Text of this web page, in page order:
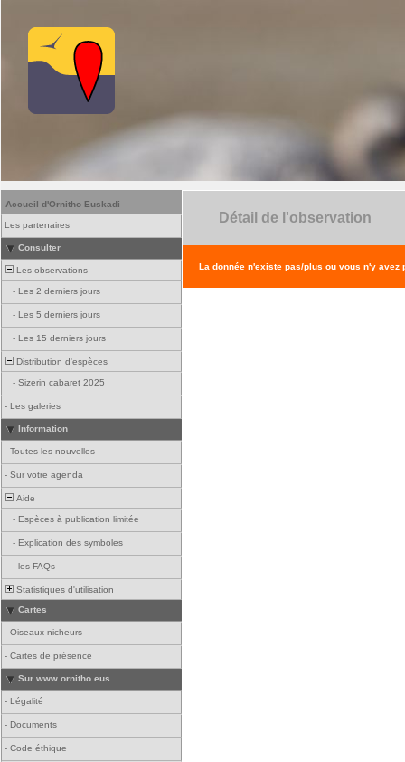
Accueil d'Ornitho Euskadi
Les partenaires
Consulter
Les observations
- Les 2 derniers jours
- Les 5 derniers jours
- Les 15 derniers jours
Distribution d'espèces
- Sizerin cabaret 2025
- Les galeries
Information
- Toutes les nouvelles
- Sur votre agenda
Aide
- Espèces à publication limitée
- Explication des symboles
- les FAQs
Statistiques d'utilisation
Cartes
- Oiseaux nicheurs
- Cartes de présence
Sur www.ornitho.eus
- Légalité
- Documents
- Code éthique
Détail de l'observation
La donnée n'existe pas/plus ou vous n'y avez